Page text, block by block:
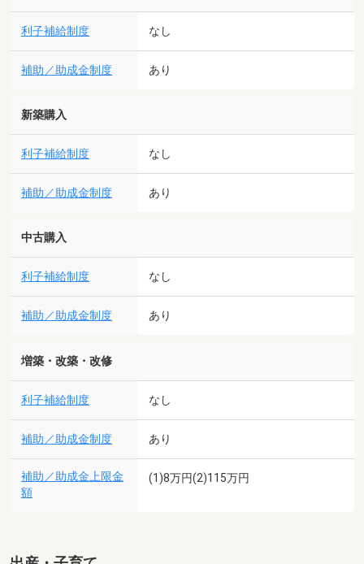
利子補給制度 なし
補助／助成金制度 あり
新築購入
利子補給制度 なし
補助／助成金制度 あり
中古購入
利子補給制度 なし
補助／助成金制度 あり
増築・改築・改修
利子補給制度 なし
補助／助成金制度 あり
補助／助成金上限金
額
(1)8万円(2)115万円